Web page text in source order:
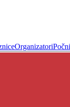
Organizatori